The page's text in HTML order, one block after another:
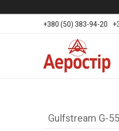
+380 (50) 383-94-20
Gulfstream G-